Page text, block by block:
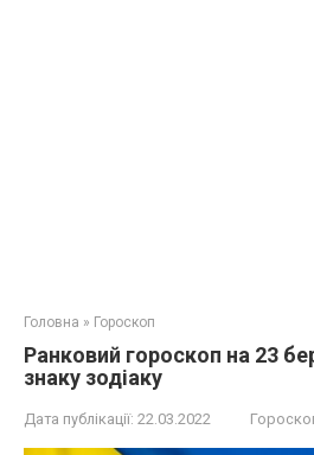
Головна » Гороскоп
Ранковий гороскоп на 23
знаку зодіаку
Дата публікації: 22.03.2022